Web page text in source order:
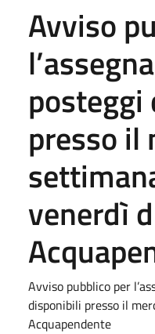
Avviso
presso il
venerdì
Avviso pubblico per
disponibili presso il
Acquapendente